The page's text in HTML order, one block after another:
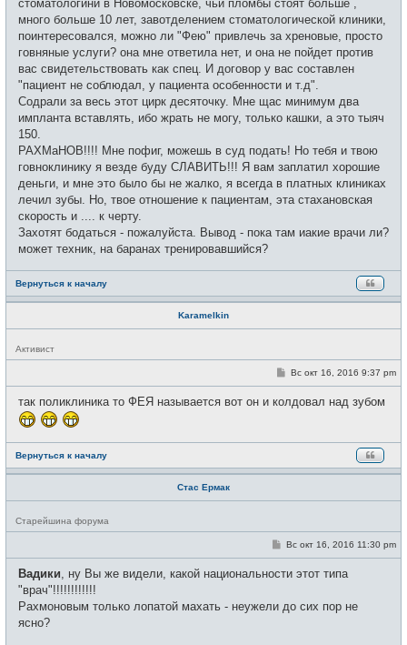
стоматологини в Новомосковске, чьи пломбы стоят больше ,
много больше 10 лет, завотделением стоматологической клиники,
поинтересовался, можно ли "Фею" привлечь за хреновые, просто
говняные услуги? она мне ответила нет, и она не пойдет против
вас свидетельствовать как спец. И договор у вас составлен
"пациент не соблюдал, у пациента особенности и т.д".
Содрали за весь этот цирк десяточку. Мне щас минимум два
импланта вставлять, ибо жрать не могу, только кашки, а это тыяч
150.
РАХМаНОВ!!!! Мне пофиг, можешь в суд подать! Но тебя и твою
говноклинику я везде буду СЛАВИТЬ!!! Я вам заплатил хорошие
деньги, и мне это было бы не жалко, я всегда в платных клиниках
лечил зубы. Но, твое отношение к пациентам, эта стахановская
скорость и .... к черту.
Захотят бодаться - пожалуйста. Вывод - пока там иакие врачи ли?
может техник, на баранах тренировавшийся?
Вернуться к началу
Karamelkin
Н
е
т
Активист
С
б
Вс окт 16, 2016 9:37 pm
так поликлиника то ФЕЯ называется вот он и колдовал над зубом
Вернуться к началу
Стас Ермак
Н
е
и
Старейшина форума
С
б
н
Вс окт 16, 2016 11:30 pm
Вадики , ну Вы же видели, какой национальности этот типа
"врач"!!!!!!!!!!!!
Рахмоновым только лопатой махать - неужели до сих пор не
ясно?